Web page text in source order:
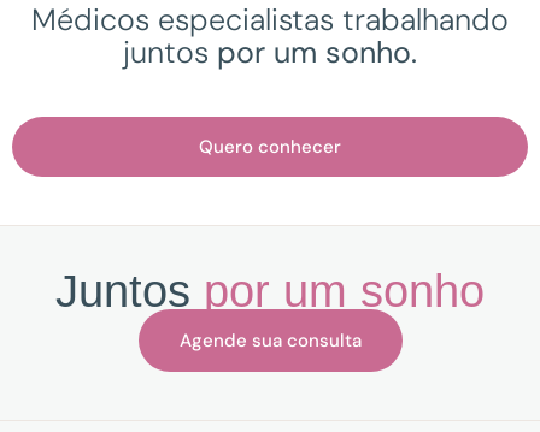
Médicos especialistas trabalhando
juntos por um sonho.
Quero conhecer
Juntos por um sonho
Agende sua consulta